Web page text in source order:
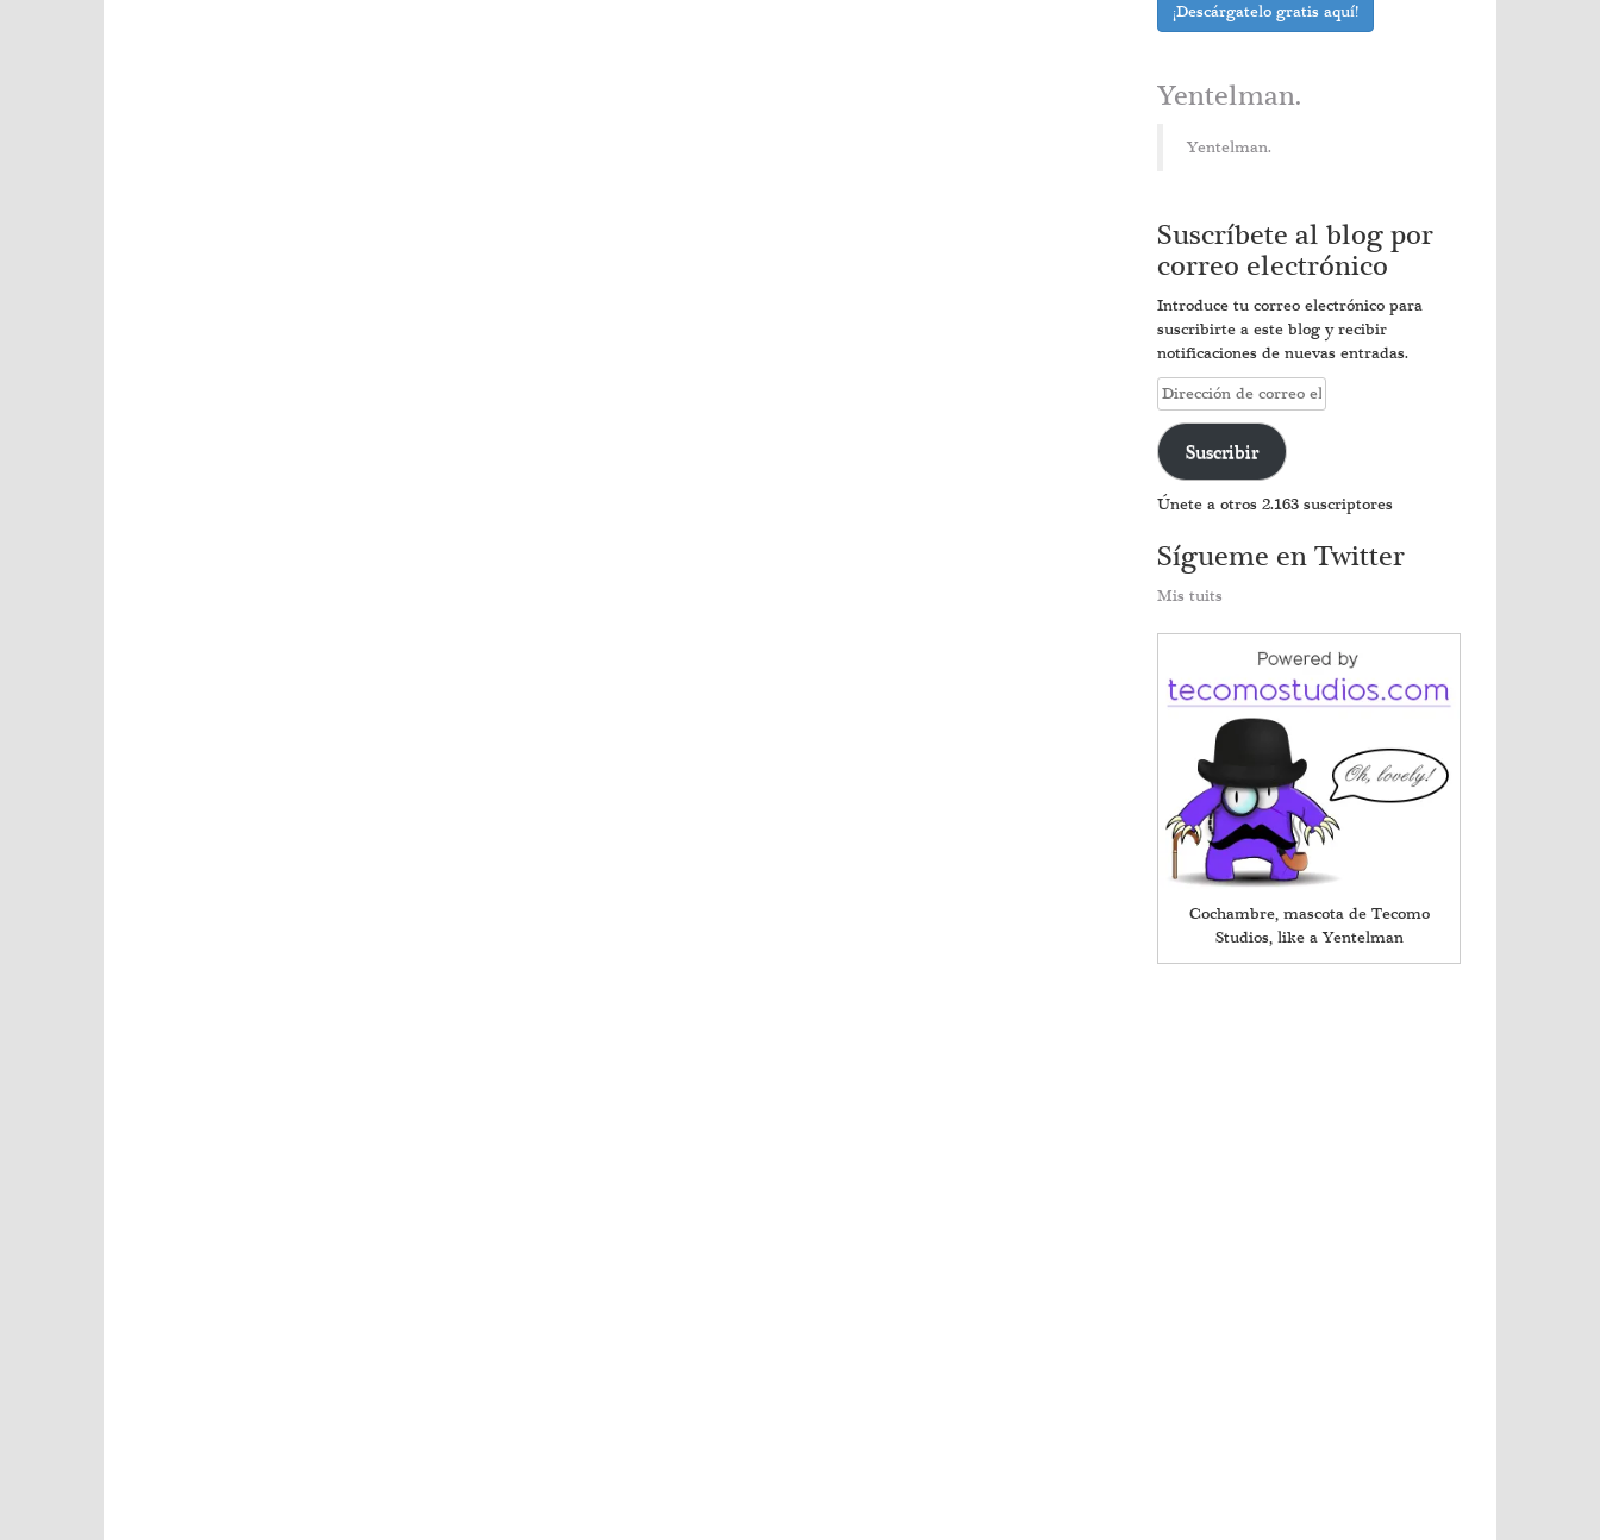
¡Descárgatelo gratis aquí!
Yentelman.
Yentelman.
Suscríbete al blog por
correo electrónico
Introduce tu correo electrónico para
suscribirte a este blog y recibir
notificaciones de nuevas entradas.
Dirección
de
correo
electrónico
Suscribir
Únete a otros 2.163 suscriptores
Sígueme en Twitter
Mis tuits
Cochambre, mascota de Tecomo
Studios, like a Yentelman